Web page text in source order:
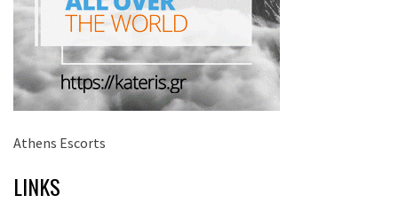
Athens Escorts
LINKS